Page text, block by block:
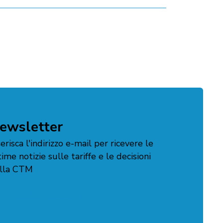
l'indirizzo e-mail per ricevere le
notizie sulle tariffe e le decisioni
CTM